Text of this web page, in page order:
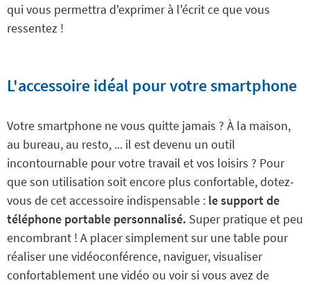
qui vous permettra d'exprimer à l'écrit ce que vous
ressentez !
L'accessoire idéal pour votre smartphone
Votre smartphone ne vous quitte jamais ? À la maison,
au bureau, au resto, ... il est devenu un outil
incontournable pour votre travail et vos loisirs ? Pour
que son utilisation soit encore plus confortable, dotez-
vous de cet accessoire indispensable : le support de
téléphone portable personnalisé. Super pratique et peu
encombrant ! A placer simplement sur une table pour
réaliser une vidéoconférence, naviguer, visualiser
confortablement une vidéo ou voir si vous avez de